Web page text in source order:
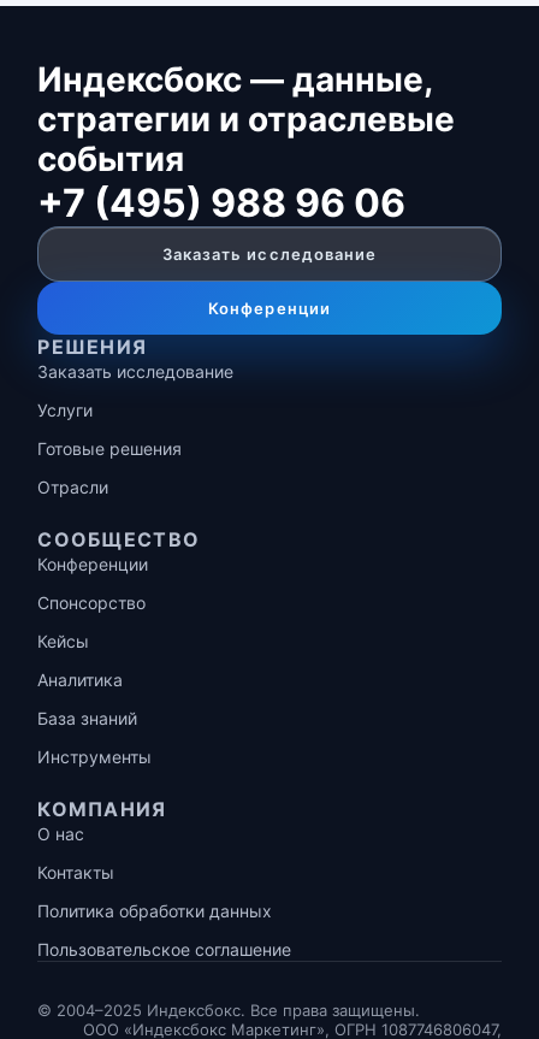
Индексбокс — данные,
стратегии и отраслевые
события
+7 (495) 988 96 06
Заказать исследование
Конференции
РЕШЕНИЯ
Заказать исследование
Услуги
Готовые решения
Отрасли
СООБЩЕСТВО
Конференции
Спонсорство
Кейсы
Аналитика
База знаний
Инструменты
КОМПАНИЯ
О нас
Контакты
Политика обработки данных
Пользовательское соглашение
© 2004–2025 Индексбокс. Все права защищены.
ООО «Индексбокс Маркетинг», ОГРН 1087746806047,